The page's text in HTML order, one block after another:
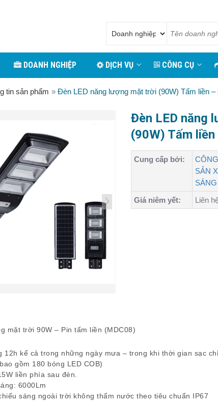
DOANH NGHIỆP DỊCH VỤ CÔNG CỤ
tin sản phẩm » Đèn LED năng lượng mặt trời (90W) Tấm liền –
Đèn LED năng
(90W) Tấm
Cung cấp bởi:
SẢN
Giá niêm yết:
Liên
mặt trời 90W – Pin tấm liền (MDC08)
12h kể cả trong những ngày mưa – trong khi thời gian sạc
gồm 180 bóng LED COB)
liền phía sau đèn.
6000Lm
sáng ngoài trời không thấm nước theo tiêu chuẩn IP67